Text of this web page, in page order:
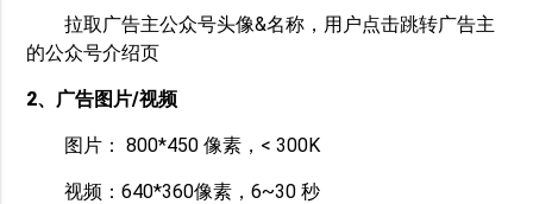
拉取广告主公众号头像&名称，用户点击跳转广告主
的公众号介绍页
2、广告图片/视频
图片： 800*450 像素，< 300K
视频：640*360像素，6~30 秒